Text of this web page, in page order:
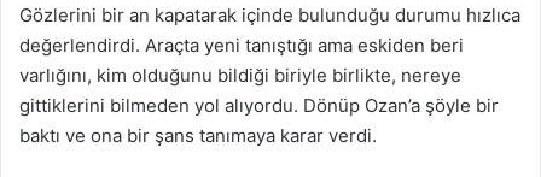
Gözlerini bir an kapatarak içinde bulunduğu durumu hızlıca
değerlendirdi. Araçta yeni tanıştığı ama eskiden beri
varlığını, kim olduğunu bildiği biriyle birlikte, nereye
gittiklerini bilmeden yol alıyordu. Dönüp Ozan’a şöyle bir
baktı ve ona bir şans tanımaya karar verdi.